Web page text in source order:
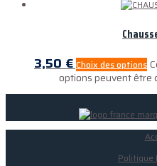
3,50€ Choix des options
options peuvent être
Politique